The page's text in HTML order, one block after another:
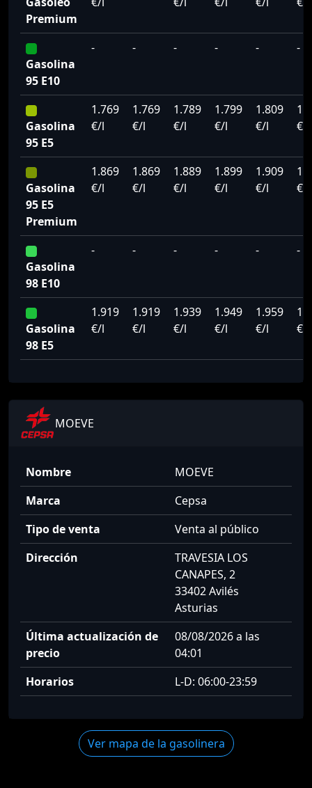
Premium
Gasolina
95 E10
- - - - - -
Gasolina
95 E5
1.769
€/l
1.769
€/l
1.789
€/l
1.799
€/l
1.809
€/l
€/l
Gasolina
95 E5
Premium
1.869
€/l
1.869
€/l
1.889
€/l
1.899
€/l
1.909
€/l
€/l
Gasolina
98 E10
- - - - - -
Gasolina
98 E5
1.919
€/l
1.919
€/l
1.939
€/l
1.949
€/l
1.959
€/l
€/l
MOEVE
Nombre
MOEVE
Marca
Cepsa
Tipo de venta
Venta al público
Dirección
TRAVESIA LOS
CANAPES, 2
33402 Avilés
Asturias
Última actualización de
precio
08/08/2026 a las
04:01
Horarios
L-D: 06:00-23:59
Ver mapa de la gasolinera